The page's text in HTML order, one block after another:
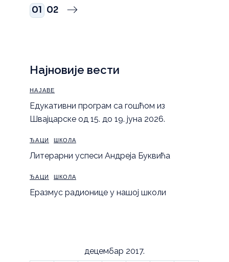
Пагинација
01 02
Најновије вести
НАЈАВЕ
Eдукативни програм са гошћом из
Швајцарске од 15. до 19. јуна 2026.
ЂАЦИ ШКОЛА
Литерарни успеси Андреја Буквића
ЂАЦИ ШКОЛА
Еразмус радионице у нашој школи
децембар 2017.